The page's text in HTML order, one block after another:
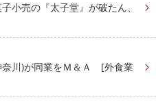
売の『太子堂』が破たん、
奈川)が同業をＭ＆Ａ [外食業